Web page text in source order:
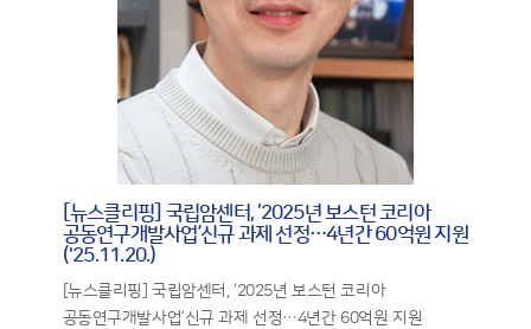
[뉴스클리핑] 국립암센터, ‘2025년 보스턴 코리아
공동연구개발사업’신규 과제 선정…4년간 60억원 지원
('25.11.20.)
[뉴스클리핑] 국립암센터, ‘2025년 보스턴 코리아
공동연구개발사업’신규 과제 선정…4년간 60억원 지원